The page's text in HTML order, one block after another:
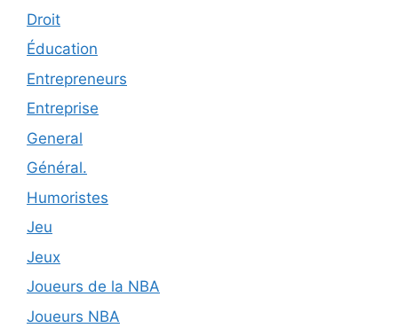
Droit
Éducation
Entrepreneurs
Entreprise
General
Général.
Humoristes
Jeu
Jeux
Joueurs de la NBA
Joueurs NBA